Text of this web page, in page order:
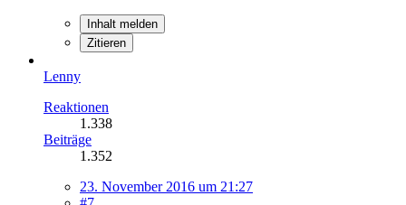
Inhalt melden
Zitieren
Lenny
Reaktionen
1.338
Beiträge
1.352
23. November 2016 um 21:27